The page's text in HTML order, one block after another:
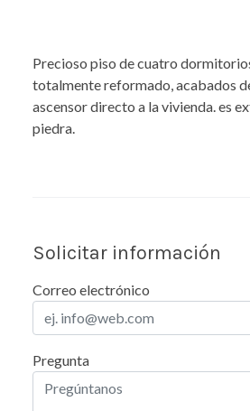
Precioso piso de cuatro
totalmente reformado, acabados
ascensor directo a la vivienda. es
piedra.
Solicitar información
Correo electrónico
Pregunta